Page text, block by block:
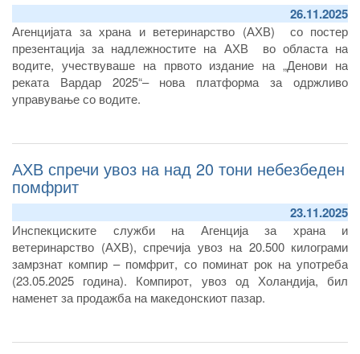
26.11.2025
Агенцијата за храна и ветеринарство (АХВ) со постер
презентација за надлежностите на АХВ во областа на
водите, учествуваше на првото издание на „Денови на
реката Вардар 2025“– нова платформа за одржливо
управување со водите.
АХВ спречи увоз на над 20 тони небезбеден
помфрит
23.11.2025
Инспекциските служби на Агенција за храна и
ветеринарство (АХВ), спречија увоз на 20.500 килограми
замрзнат компир – помфрит, со поминат рок на употреба
(23.05.2025 година). Компирот, увоз од Холандија, бил
наменет за продажба на македонскиот пазар.